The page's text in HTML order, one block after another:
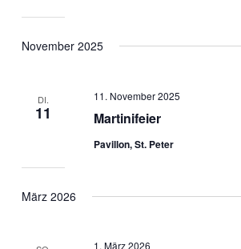
November 2025
DI.
11 Martinifeier
11. November 2025
Pavillon, St. Peter
März 2026
1. März 2026